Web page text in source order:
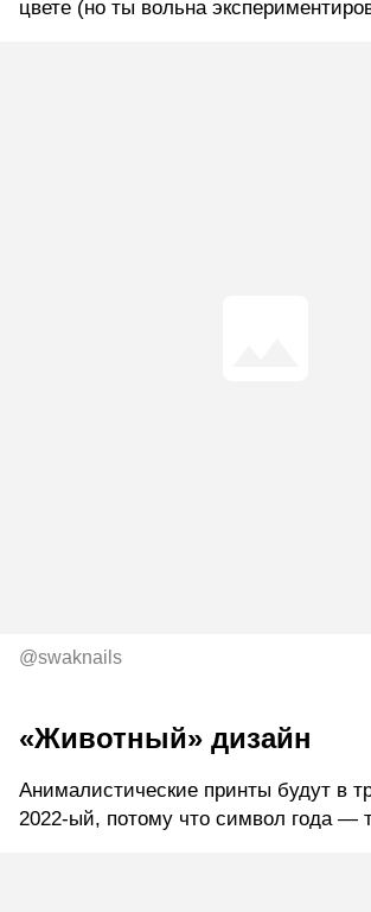
цвете (но ты вольна
@swaknails
«Животный» дизайн
Анималистические принты будут в
2022-ый, потому что символ года —